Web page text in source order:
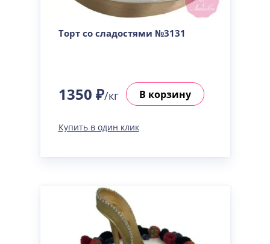
Торт со сладостями №3131
1350 ₽/кг В корзину
Купить в один клик